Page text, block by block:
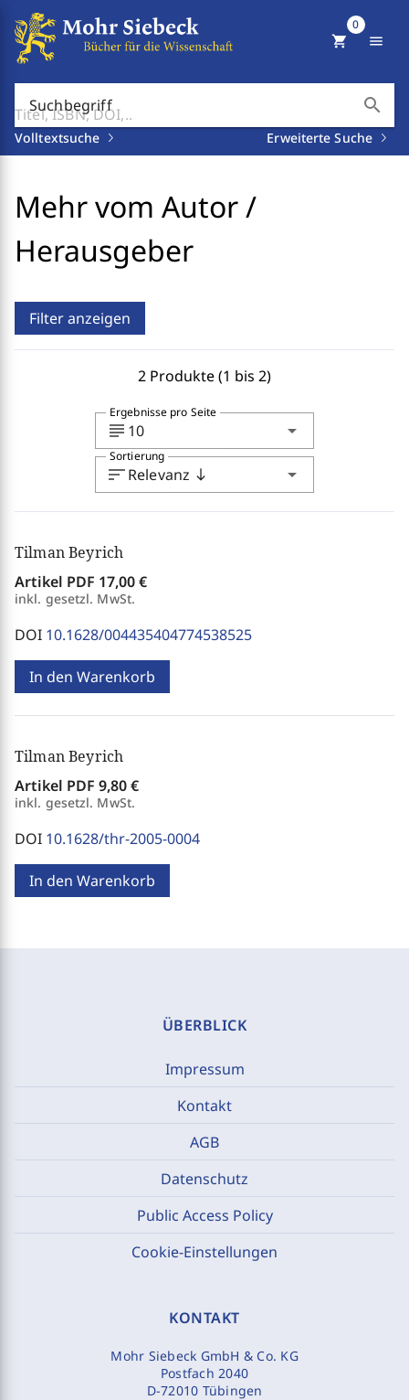
Suchbegriff search
Volltextsuche Erweiterte Suche
shopping_cart
0
menu
Mehr vom Autor /
Herausgeber
Filter anzeigen
2 Produkte (1 bis 2)
subject 10 arrow_drop_down
Ergebnisse pro Seite
sortRelevanz south arrow_drop_down
Sortierung
Tilman Beyrich
Artikel PDF 17,00 €
inkl. gesetzl. MwSt.
DOI 10.1628/004435404774538525
In den Warenkorb
Tilman Beyrich
Artikel PDF 9,80 €
inkl. gesetzl. MwSt.
DOI 10.1628/thr-2005-0004
In den Warenkorb
ÜBERBLICK
Impressum
Kontakt
AGB
Datenschutz
Public Access Policy
Cookie-Einstellungen
KONTAKT
Mohr Siebeck GmbH & Co. KG
Postfach 2040
D-72010 Tübingen